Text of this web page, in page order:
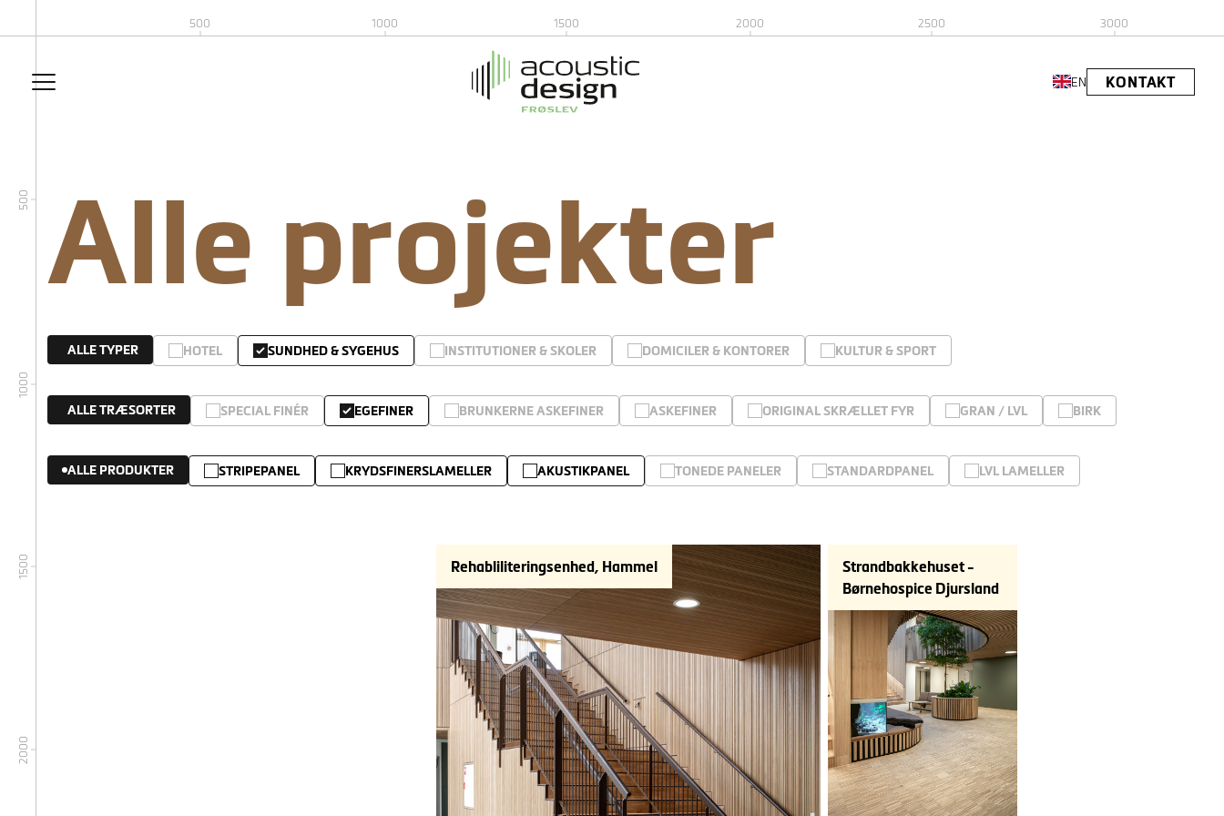
EN KONTAKT
500 1000 1500 2000 2500 3000
500
1000
1500
2000
Alle projekter
ALLE TYPER HOTEL SUNDHED & SYGEHUS INSTITUTIONER & SKOLER DOMICILER & KONTORER KULTUR & SPORT
ALLE TRÆSORTER SPECIAL FINÉR EGEFINER BRUNKERNE ASKEFINER ASKEFINER ORIGINAL SKRÆLLET FYR GRAN / LVL BIRK
ALLE PRODUKTER STRIPEPANEL KRYDSFINERSLAMELLER AKUSTIKPANEL TONEDE PANELER STANDARDPANEL LVL LAMELLER
Rehabliliteringsenhed, Hammel
Strandbakkehuset -
Børnehospice Djursland